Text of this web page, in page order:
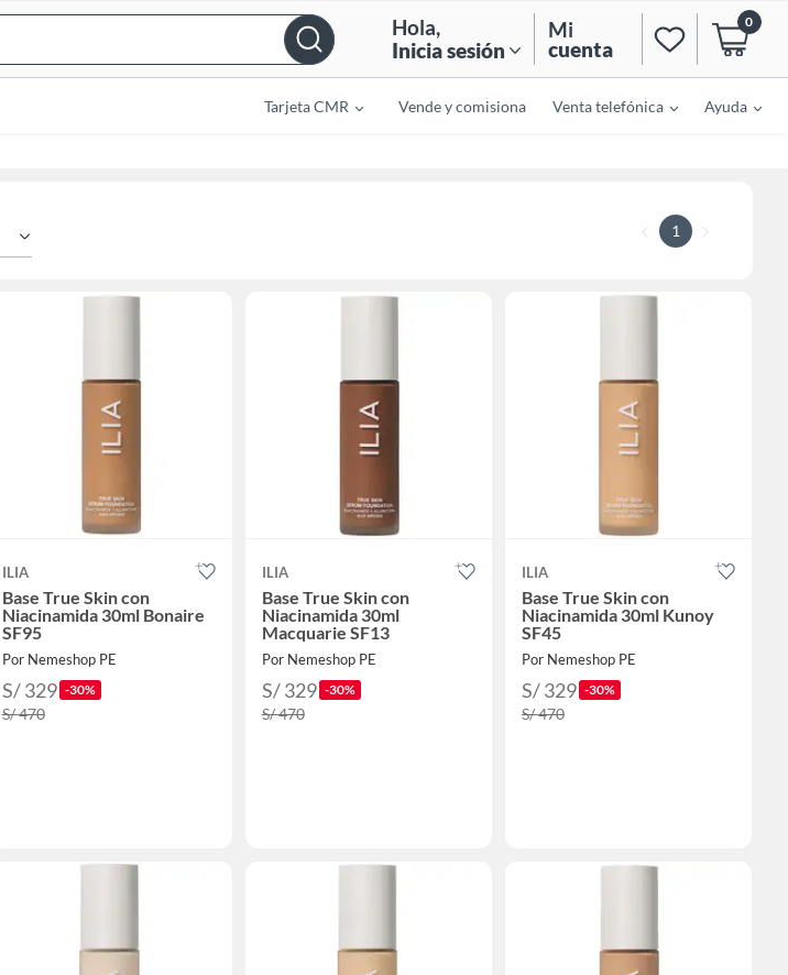
Bar
Hola,
Inicia sesión
Mi
cuenta
0
Tarjeta CMR Vende y comisiona Venta telefónica Ayuda
1
ILIA
Base True Skin con
Niacinamida 30ml Bonaire
SF95
Por Nemeshop PE
S/ 329 -30%
S/ 470
ILIA
Base True Skin con
Niacinamida 30ml
Macquarie SF13
Por Nemeshop PE
S/ 329 -30%
S/ 470
ILIA
Base True Skin con
Niacinamida 30ml Kunoy
SF45
Por Nemeshop PE
S/ 329 -30%
S/ 470